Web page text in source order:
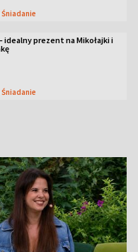
Śniadanie
idealny prezent na Mikołajki i
Śniadanie